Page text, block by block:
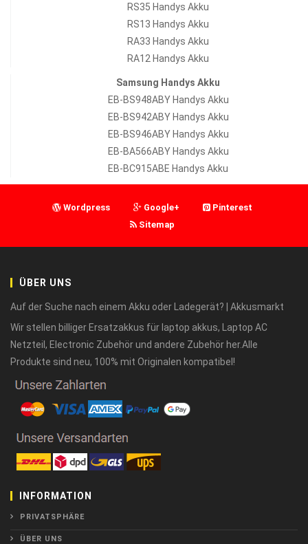
RS35 Handys Akku
RS13 Handys Akku
RA33 Handys Akku
RA12 Handys Akku
Samsung Handys Akku
EB-BS948ABY Handys Akku
EB-BS942ABY Handys Akku
EB-BS946ABY Handys Akku
EB-BA566ABY Handys Akku
EB-BC915ABE Handys Akku
Wordpress Google+
Pinterest
Sitemap
ÜBER UNS
Auf der Suche nach einem Akku oder Ladegerät? | Akkusmarkt
Wir stellen billiger Ersatzakkus für laptop akkus, Laptop AC
Netzteil, Electronic Zubehör und andere Zubehör her.Alle
Produkte sind neu, 100% mit Originalen kompatibel!
INFORMATION
PRIVATSPHÄRE
ÜBER UNS